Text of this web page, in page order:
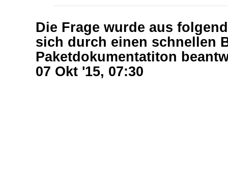
Die Frage wurde aus
sich durch einen schnellen
Paketdokumentatiton
07 Okt '15, 07:30